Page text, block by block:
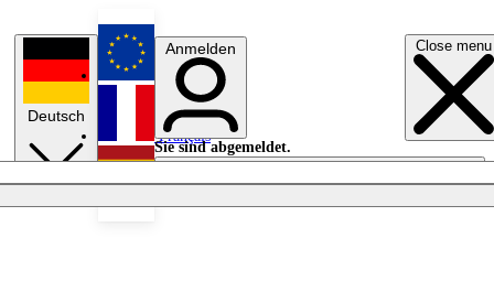
Close menu
Deutsch
English
Français
Anmelden
Sie sind abgemeldet.
Anmelden
Licht aus